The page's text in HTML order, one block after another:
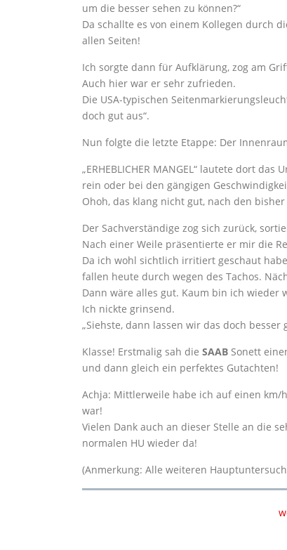
um die besser sehen zu können?“
Da schallte es von einem Kollegen durch
allen Seiten!
Ich sorgte dann für Aufklärung, zog am
Auch hier war er sehr zufrieden.
Die USA-typischen
doch gut aus“.
Nun folgte die letzte Etappe: Der
„ERHEBLICHER MANGEL“ lautete dort
rein oder bei den gängigen
Ohoh, das klang nicht gut, nach den
Der Sachverständige zog sich zurück,
Nach einer Weile präsentierte er mir die
Da ich wohl sichtlich irritiert geschaut
fallen heute durch wegen des Tachos.
Dann wäre alles gut. Kaum bin ich wieder
Ich nickte grinsend.
„Siehste, dann lassen wir das doch
Klasse! Erstmalig sah die SAAB Sonett
und dann gleich ein perfektes Gutachten!
Achja: Mittlerweile habe ich auf einen km/
war!
Vielen Dank auch an dieser Stelle an die
normalen HU wieder da!
(Anmerkung: Alle weiteren